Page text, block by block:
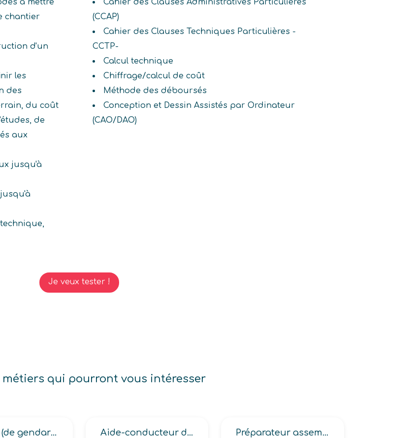
à mettre
chantier
d'un
les
des
du coût
de
aux
jusqu'à
Cahier des Clauses Administratives Particulières
(CCAP)
Cahier des Clauses Techniques Particulières -
CCTP-
Calcul technique
Chiffrage/calcul de coût
Méthode des déboursés
Conception et Dessin Assistés par Ordinateur
(CAO/DAO)
Je veux tester !
métiers qui pourront vous intéresser
Officier (de gendarmerie, de police, de police judiciaire) Aide-conducteur de machine d’impression textile Préparateur assemblage en industrie, de méthodes en industrie, de piste en industrie